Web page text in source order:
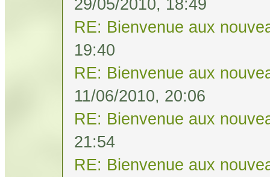
29/05/2010, 18:49
RE: Bienvenue aux
19:40
RE: Bienvenue aux
11/06/2010, 20:06
RE: Bienvenue aux
21:54
RE: Bienvenue aux